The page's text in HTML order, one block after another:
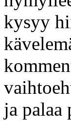
kysyy
ja palaa